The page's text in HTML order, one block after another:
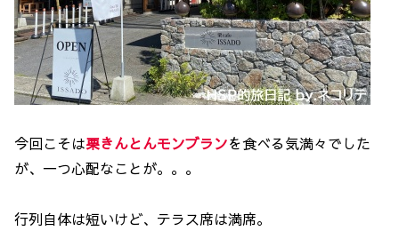
今回こそは栗きんとんモンブランを食べる気満々でした
が、一つ心配なことが。。。
行列自体は短いけど、テラス席は満席。